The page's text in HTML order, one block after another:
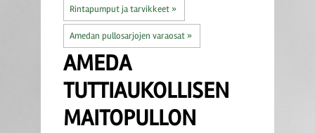
Rintapumput ja tarvikkeet ‪»
Amedan pullosarjojen varaosat ‪»
AMEDA
TUTTIAUKOLLISEN
MAITOPULLON